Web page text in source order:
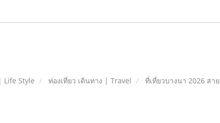
Style ท่องเที่ยว เดินทาง | Travel ที่เที่ยวบางนา 2026 ส